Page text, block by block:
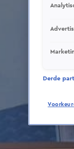
Derde